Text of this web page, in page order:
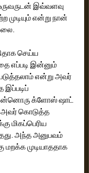
இவ்வளவு
முடியும் என்று நான்
செய்ய
எப்படி இன்னும்
என்று அவர்
இப்படிப்
இன்னொரு க்ளோஸ் ஷாட்
அவர் கொடுத்த
மிகப்பெரிய
அந்த அனுபவம்
மறக்க முடியாததாக